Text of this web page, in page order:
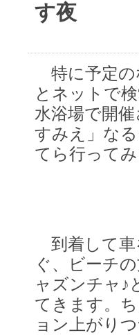
す夜
特に予定の
とネットで
水浴場で開
すみえ」な
てら行って
到着して車
ぐ、ビーチ
ャズンチャ♪
てきます。
ョン上がり